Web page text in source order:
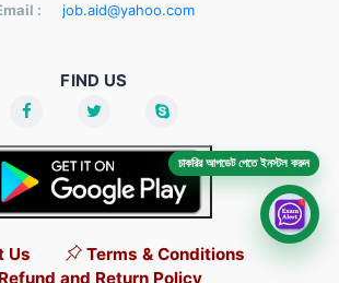
: job.aid@yahoo.com
FIND US
Us
Terms & Conditions
Refund and Return Policy
চাকরির আপডেট পেতে ইনস্টল করুন